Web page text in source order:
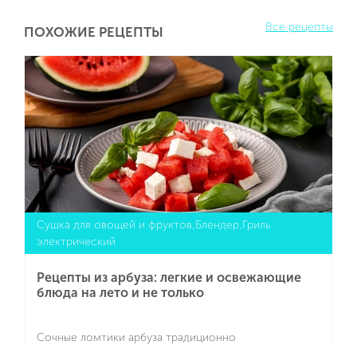
ПОХОЖИЕ РЕЦЕПТЫ Все рецепты
Сушка для овощей и фруктов,Блендер,Гриль
электрический
Рецепты из арбуза: легкие и освежающие
блюда на лето и не только
Сочные ломтики арбуза традиционно